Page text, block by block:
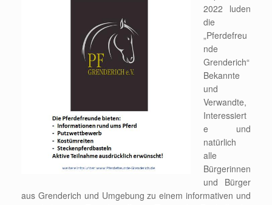
2022 luden
die
„Pferdefreu
nde
Grenderich“
Bekannte
und
Verwandte,
Interessiert
e und
natürlich
alle
Bürgerinnen
und Bürger
aus Grenderich und Umgebung zu einem informativen und